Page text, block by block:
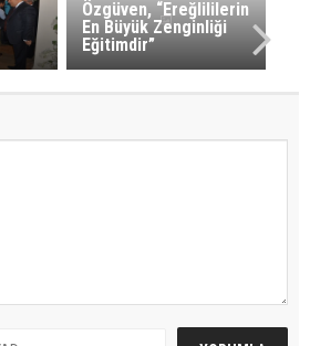
Özgüven, “Ereğlililerin
En Büyük Zenginliği
Eğitimdir”